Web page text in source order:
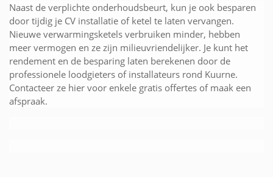
Naast de verplichte onderhoudsbeurt, kun je ook besparen
door tijdig je CV installatie of ketel te laten vervangen.
Nieuwe verwarmingsketels verbruiken minder, hebben
meer vermogen en ze zijn milieuvriendelijker. Je kunt het
rendement en de besparing laten berekenen door de
professionele loodgieters of installateurs rond Kuurne.
Contacteer ze hier voor enkele gratis offertes of maak een
afspraak.